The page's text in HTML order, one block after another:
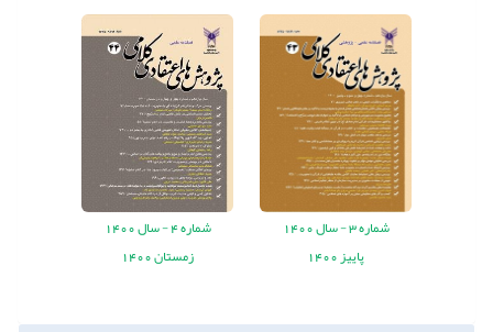
شماره3 - سال1400
پاییز 1400
شماره4 - سال1400
زمستان 1400